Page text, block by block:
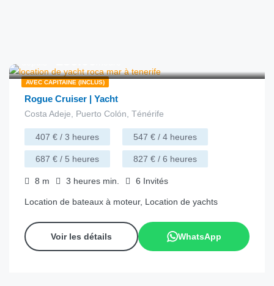
AVEC CAPITAINE (INCLUS)
Rogue Cruiser | Yacht
Costa Adeje, Puerto Colón, Ténérife
407 € / 3 heures 547 € / 4 heures
687 € / 5 heures 827 € / 6 heures
8 m 3 heures min. 6 Invités
Location de bateaux à moteur, Location de yachts
Voir les détails WhatsApp